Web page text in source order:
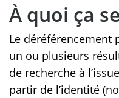
À quoi ça
Le déréférencement
un ou plusieurs
de recherche à
partir de l’identité